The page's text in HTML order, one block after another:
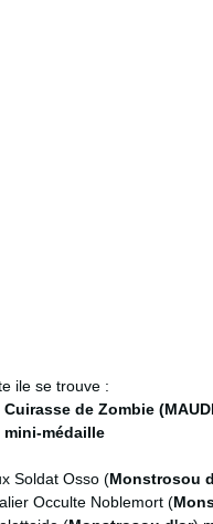
ile se trouve :
Cuirasse de Zombie
mini-médaille
Soldat Osso (Monstrosou
Occulte Noblemort (